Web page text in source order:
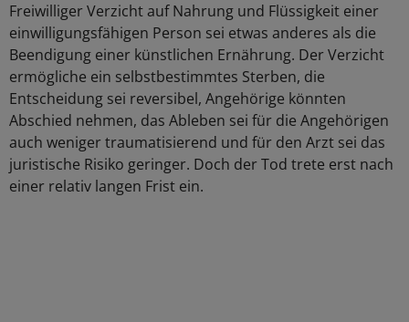
Freiwilliger Verzicht auf Nahrung und Flüssigkeit einer
einwilligungsfähigen Person sei etwas anderes als die
Beendigung einer künstlichen Ernährung. Der Verzicht
ermögliche ein selbstbestimmtes Sterben, die
Entscheidung sei reversibel, Angehörige könnten
Abschied nehmen, das Ableben sei für die Angehörigen
auch weniger traumatisierend und für den Arzt sei das
juristische Risiko geringer. Doch der Tod trete erst nach
einer relativ langen Frist ein.